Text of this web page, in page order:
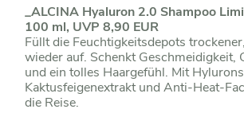
_ALCINA Hyaluron 2.0 Shampoo
100 ml, UVP 8,90 EUR
Füllt die Feuchtigkeitsdepots
wieder auf. Schenkt Geschmeidigkeit,
und ein tolles Haargefühl. Mit
Kaktusfeigenextrakt und Anti-Heat-
die Reise.